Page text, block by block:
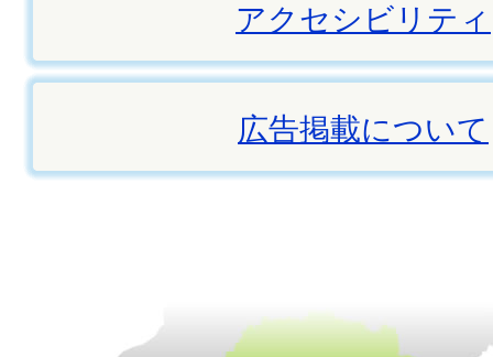
アクセシビリティ
広告掲載について